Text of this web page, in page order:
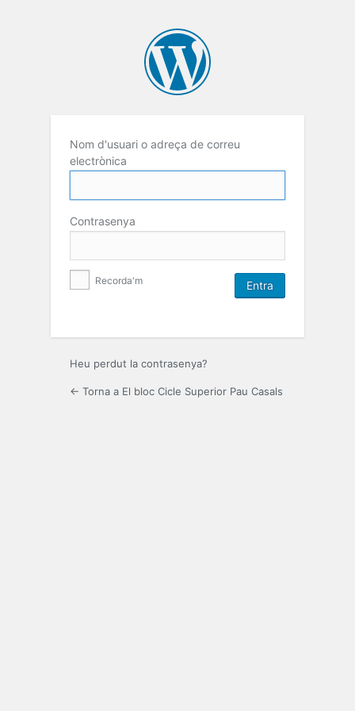
Nom d'usuari o adreça de correu
electrònica
Contrasenya
Recorda'm
Heu perdut la contrasenya?
← Torna a El bloc Cicle Superior Pau Casals